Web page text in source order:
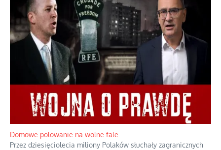
Domowe polowanie na wolne fale
Przez dziesięciolecia miliony Polaków słuchały zagranicznych